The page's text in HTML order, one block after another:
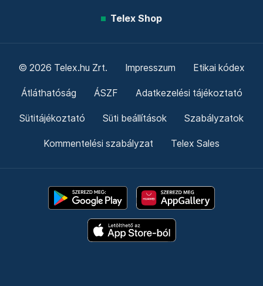
Telex Shop
© 2026 Telex.hu Zrt. Impresszum Etikai kódex
Átláthatóság ÁSZF Adatkezelési tájékoztató
Sütitájékoztató Süti beállítások Szabályzatok
Kommentelési szabályzat Telex Sales